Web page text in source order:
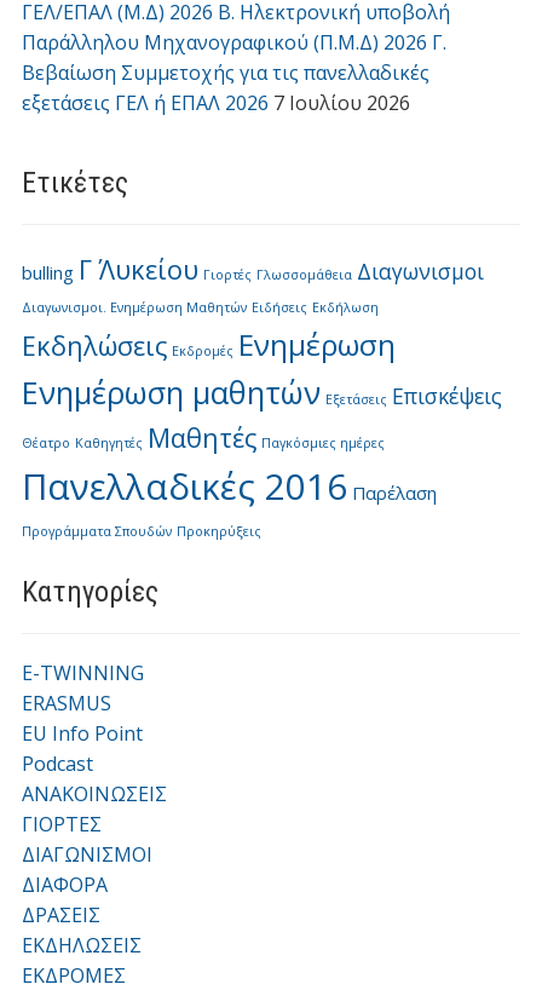
ΓΕΛ/ΕΠΑΛ (Μ.Δ) 2026 Β. Ηλεκτρονική υποβολή
Παράλληλου Μηχανογραφικού (Π.Μ.Δ) 2026 Γ.
Βεβαίωση Συμμετοχής για τις πανελλαδικές
εξετάσεις ΓΕΛ ή ΕΠΑΛ 2026 7 Ιουλίου 2026
Ετικέτες
bulling Γ΄ Λυκείου Γιορτές Γλωσσομάθεια Διαγωνισμοι
Διαγωνισμοι. Ενημέρωση Μαθητών Ειδήσεις Εκδήλωση
Εκδηλώσεις Εκδρομές Ενημέρωση
Ενημέρωση μαθητών Εξετάσεις Επισκέψεις
Θέατρο Καθηγητές Μαθητές Παγκόσμιες ημέρες
Πανελλαδικές 2016 Παρέλαση
Προγράμματα Σπουδών Προκηρύξεις
Kατηγορίες
E-TWINNING
ERASMUS
EU Info Point
Podcast
ΑΝΑΚΟΙΝΩΣΕΙΣ
ΓΙΟΡΤΕΣ
ΔΙΑΓΩΝΙΣΜΟΙ
ΔΙΑΦΟΡΑ
ΔΡΑΣΕΙΣ
ΕΚΔΗΛΩΣΕΙΣ
ΕΚΔΡΟΜΕΣ